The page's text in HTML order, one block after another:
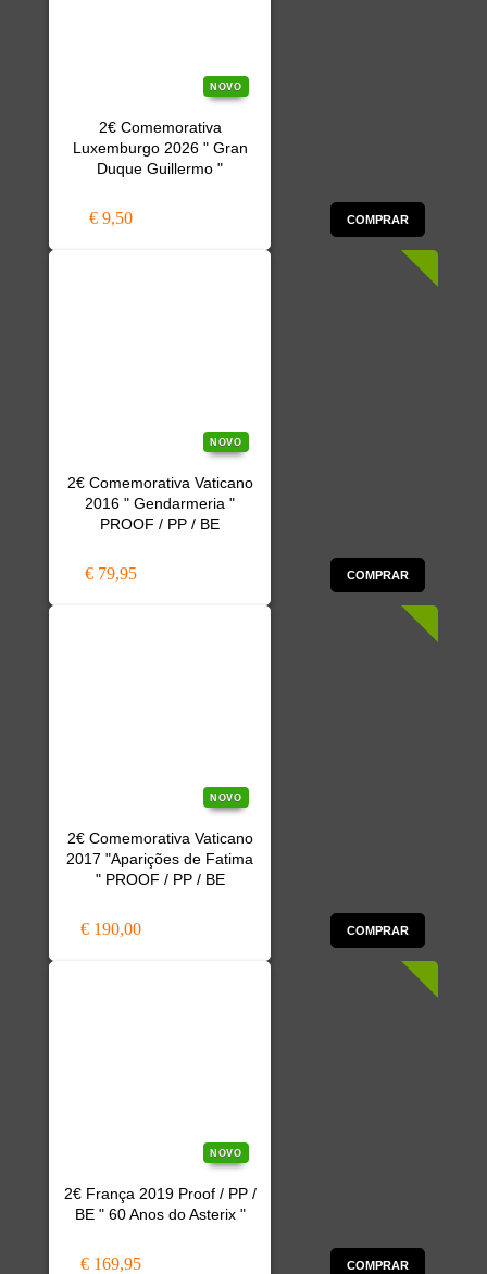
NOVO
2€ Comemorativa
Luxemburgo 2026 " Gran
Duque Guillermo "
€ 9,50 COMPRAR
NOVO
2€ Comemorativa Vaticano
2016 " Gendarmeria "
PROOF / PP / BE
€ 79,95 COMPRAR
NOVO
2€ Comemorativa Vaticano
2017 "Aparições de Fatima
" PROOF / PP / BE
€ 190,00 COMPRAR
NOVO
2€ França 2019 Proof / PP /
BE " 60 Anos do Asterix "
€ 169,95 COMPRAR